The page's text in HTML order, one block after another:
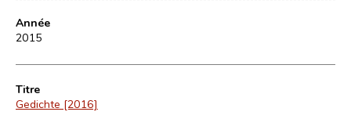
Année
2015
Titre
Gedichte [2016]